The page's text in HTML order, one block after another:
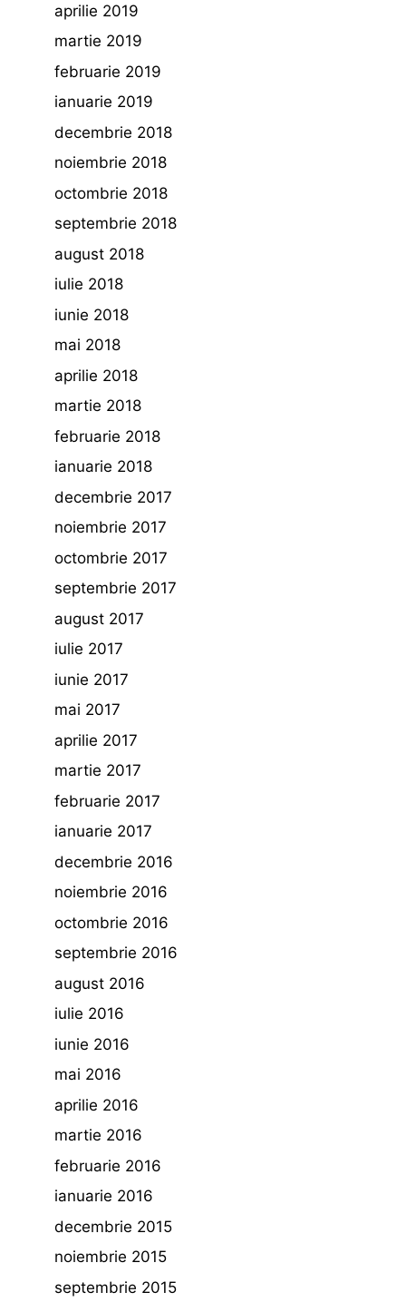
aprilie 2019
martie 2019
februarie 2019
ianuarie 2019
decembrie 2018
noiembrie 2018
octombrie 2018
septembrie 2018
august 2018
iulie 2018
iunie 2018
mai 2018
aprilie 2018
martie 2018
februarie 2018
ianuarie 2018
decembrie 2017
noiembrie 2017
octombrie 2017
septembrie 2017
august 2017
iulie 2017
iunie 2017
mai 2017
aprilie 2017
martie 2017
februarie 2017
ianuarie 2017
decembrie 2016
noiembrie 2016
octombrie 2016
septembrie 2016
august 2016
iulie 2016
iunie 2016
mai 2016
aprilie 2016
martie 2016
februarie 2016
ianuarie 2016
decembrie 2015
noiembrie 2015
septembrie 2015